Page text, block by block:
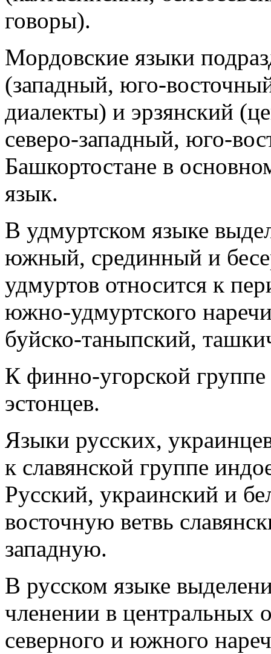
говоры).
Мордовские языки
(западный, юго-
диалекты) и эрзянский
северо‑западный, юго-
Башкортостане в
язык.
В удмуртском языке
южный, срединный и
удмуртов относится к
южно‑удмуртского
буйско‑таныпский,
К финно‑угорской
эстонцев.
Языки русских,
к славянской группе
Русский, украинский и
восточную ветвь
западную.
В русском языке
членении в центральных
северного и южного